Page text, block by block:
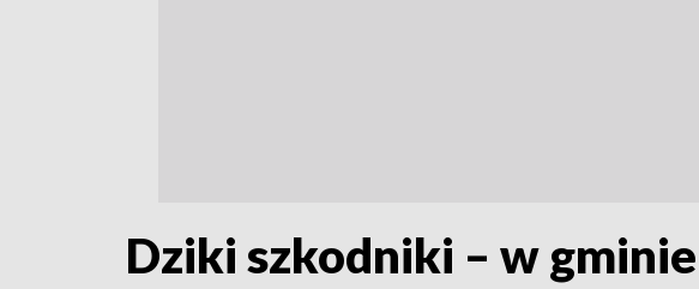
Dziki szkodniki – w